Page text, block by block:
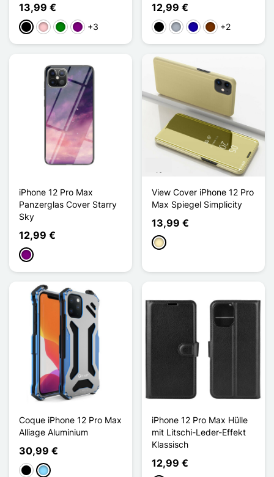
13,99 €
Schwarz
PinkGrünViolett
+3
12,99 €
Schwarz
GrauDunkelblau
Kaffee
+2
iPhone 12 Pro Max
Panzerglas Cover Starry
Sky
12,99 €
Violett
View Cover iPhone 12 Pro
Max Spiegel Simplicity
13,99 €
Golden
Coque iPhone 12 Pro Max
Alliage Aluminium
30,99 €
SchwarzHellblau
iPhone 12 Pro Max Hülle
mit Litschi-Leder-Effekt
Klassisch
12,99 €